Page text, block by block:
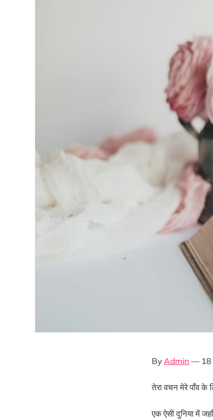
By Admin — 18
तेरा वचन मेरे पाँव के
एक ऐसी दुनिया में